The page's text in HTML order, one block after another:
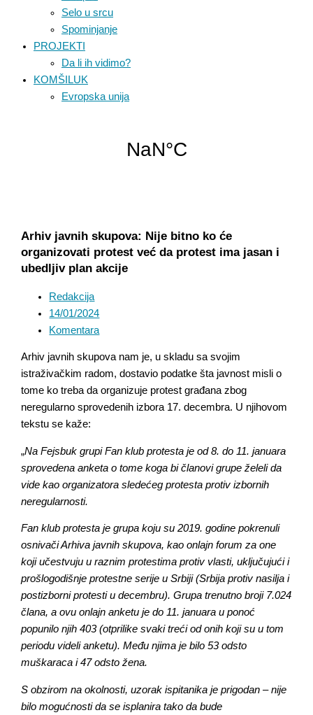
Selo u srcu
Spominjanje
PROJEKTI
Da li ih vidimo?
KOMŠILUK
Evropska unija
Arhiv javnih skupova: Nije bitno ko će
organizovati protest već da protest ima jasan i
ubedljiv plan akcije
Redakcija
14/01/2024
Komentara
Arhiv javnih skupova nam je, u skladu sa svojim
istraživačkim radom, dostavio podatke šta javnost misli o
tome ko treba da organizuje protest građana zbog
neregularno sprovedenih izbora 17. decembra. U njihovom
tekstu se kaže:
„Na Fejsbuk grupi Fan klub protesta je od 8. do 11. januara
sprovedena anketa o tome koga bi članovi grupe želeli da
vide kao organizatora sledećeg protesta protiv izbornih
neregularnosti.
Fan klub protesta je grupa koju su 2019. godine pokrenuli
osnivači Arhiva javnih skupova, kao onlajn forum za one
koji učestvuju u raznim protestima protiv vlasti, uključujući i
prošlogodišnje protestne serije u Srbiji (Srbija protiv nasilja i
postizborni protesti u decembru). Grupa trenutno broji 7.024
člana, a ovu onlajn anketu je do 11. januara u ponoć
popunilo njih 403 (otprilike svaki treći od onih koji su u tom
periodu videli anketu). Među njima je bilo 53 odsto
muškaraca i 47 odsto žena.
S obzirom na okolnosti, uzorak ispitanika je prigodan – nije
bilo mogućnosti da se isplanira tako da bude